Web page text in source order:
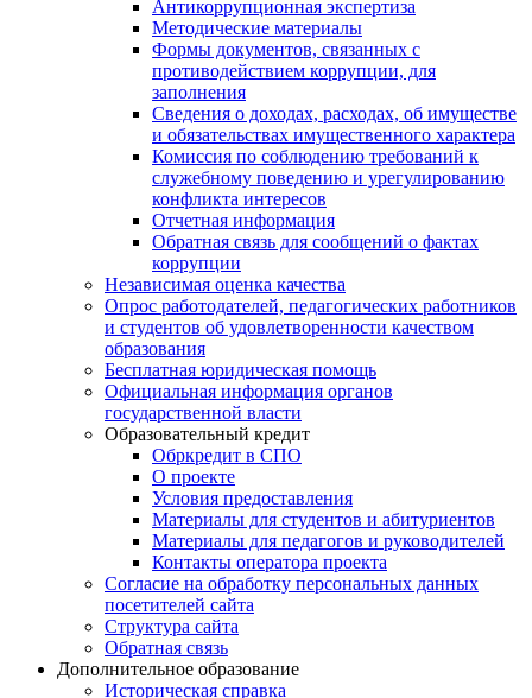
Антикоррупционная экспертиза
Методические материалы
Формы документов, связанных с
противодействием коррупции, для
заполнения
Сведения о доходах, расходах, об имуществе
и обязательствах имущественного характера
Комиссия по соблюдению требований к
служебному поведению и урегулированию
конфликта интересов
Отчетная информация
Обратная связь для сообщений о фактах
коррупции
Независимая оценка качества
Опрос работодателей, педагогических работников
и студентов об удовлетворенности качеством
образования
Бесплатная юридическая помощь
Официальная информация органов
государственной власти
Образовательный кредит
Обркредит в СПО
О проекте
Условия предоставления
Материалы для студентов и абитуриентов
Материалы для педагогов и руководителей
Контакты оператора проекта
Согласие на обработку персональных данных
посетителей сайта
Структура сайта
Обратная связь
Дополнительное образование
Историческая справка